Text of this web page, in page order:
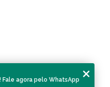
Fale agora pelo WhatsApp